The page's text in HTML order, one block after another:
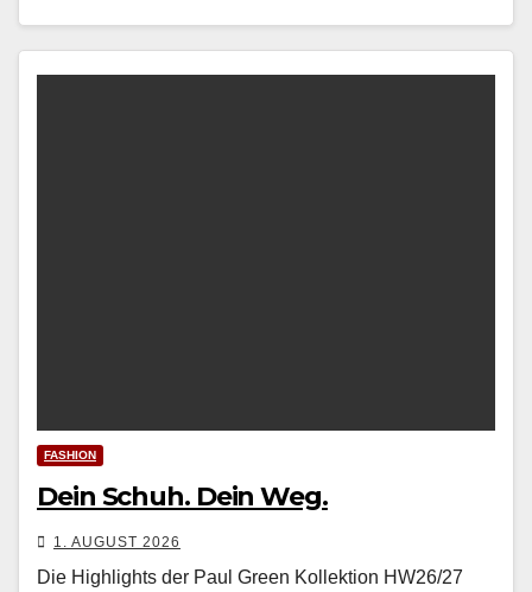
FASHION
Dein Schuh. Dein Weg.
1. AUGUST 2026
Die Highlights der Paul Green Kollektion HW26/27